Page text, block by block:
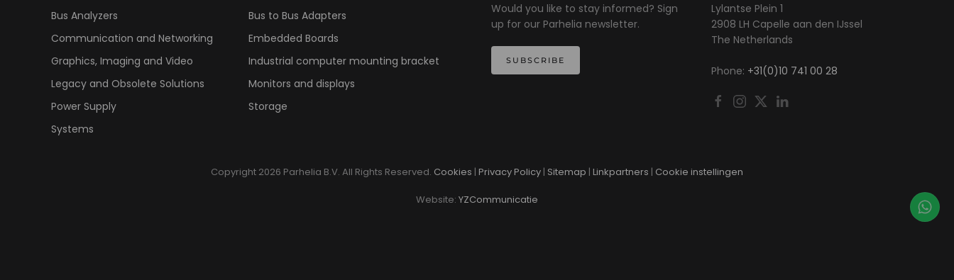
Bus Analyzers
Bus to Bus Adapters
Communication and Networking
Embedded Boards
Graphics, Imaging and Video
Industrial computer mounting bracket
Legacy and Obsolete Solutions
Monitors and displays
Power Supply
Storage
Systems
Would you like to stay informed? Sign
up for our Parhelia newsletter.
SUBSCRIBE
Lylantse Plein 1
2908 LH Capelle aan den IJssel
The Netherlands
Phone: +31(0)10 741 00 28
Copyright 2026 Parhelia B.V. All Rights Reserved. Cookies | Privacy Policy | Sitemap | Linkpartners | Cookie instellingen
Website: YZCommunicatie